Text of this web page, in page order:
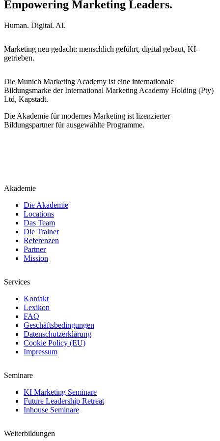
Empowering Marketing Leaders.
Human. Digital. AI.
Marketing neu gedacht: menschlich geführt, digital gebaut, KI-
getrieben.
Die Munich Marketing Academy ist eine internationale
Bildungsmarke der International Marketing Academy Holding (Pty)
Ltd, Kapstadt.
Die Akademie für modernes Marketing ist lizenzierter
Bildungspartner für ausgewählte Programme.
Akademie
Die Akademie
Locations
Das Team
Die Trainer
Referenzen
Partner
Mission
Services
Kontakt
Lexikon
FAQ
Geschäftsbedingungen
Datenschutzerklärung
Cookie Policy (EU)
Impressum
Seminare
KI Marketing Seminare
Future Leadership Retreat
Inhouse Seminare
Weiterbildungen